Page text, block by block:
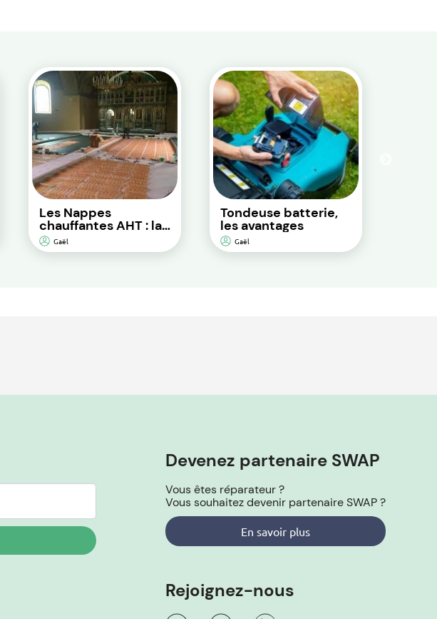
Les Nappes
chauffantes AHT : la
solution de
chauffage au sol
Gaël
Tondeuse batterie,
les avantages
Gaël
Devenez partenaire SWAP
Vous êtes réparateur ?
Vous souhaitez devenir partenaire SWAP ?
En savoir plus
Rejoignez-nous